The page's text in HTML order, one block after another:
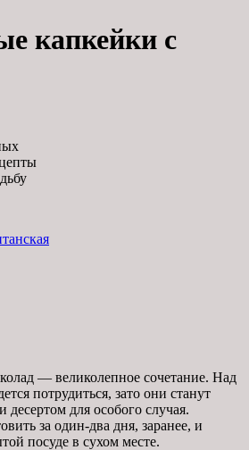
капкейки с
— великолепное сочетание. Над
потрудиться, зато они станут
для особого случая.
за один-два дня, заранее, и
посуде в сухом месте.